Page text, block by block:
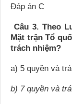
Đáp án C
Câu 3. Theo
Mặt trận Tổ
trách nhiệm?
a) 5 quyền và
b) 7 quyền và